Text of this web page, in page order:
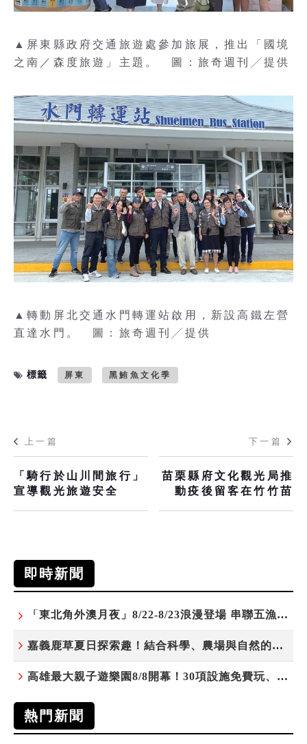
▲屏東縣政府交通旅遊處參加旅展，推出「國境
之南／森度旅遊」主題。 圖：旅奇週刊╱提供
▲轉動屏北交通水門轉運站啟用，新設高鐵左營
直達水門。 圖：旅奇週刊╱提供
標籤 屏東 黑鮪魚文化季
上一篇
「騎行於山川間旅行」
宣導觀光旅遊安全
下一篇
苗栗縣府文化觀光局推
動疫後留客在竹竹苗
即時新聞
「東北角外澳月夜」8/22-8/23浪漫登場 串聯五漁村、音樂、市集、火舞與慢旅共度夏夜
嘉義鹿草夏日探索趣！結合科學、農場與自然的親子小旅行
高雄最大親子遊樂園8/8開幕！30項設施免費玩、YOYO家族嗨翻暑假
熱門新聞